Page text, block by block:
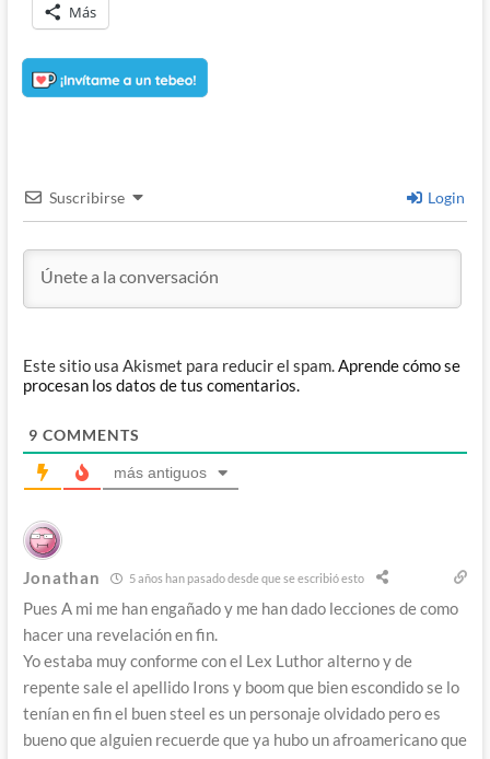
Más
Suscribirse Login
Este sitio usa Akismet para reducir el spam.Aprende cómo se
procesan los datos de tus comentarios.
9 COMMENTS
más antiguos
Jonathan 5 años han pasado desde que se escribió esto
Pues A mi me han engañado y me han dado lecciones de como
hacer una revelación en fin.
Yo estaba muy conforme con el Lex Luthor alterno y de
repente sale el apellido Irons y boom que bien escondido se lo
tenían en fin el buen steel es un personaje olvidado pero es
bueno que alguien recuerde que ya hubo un afroamericano que